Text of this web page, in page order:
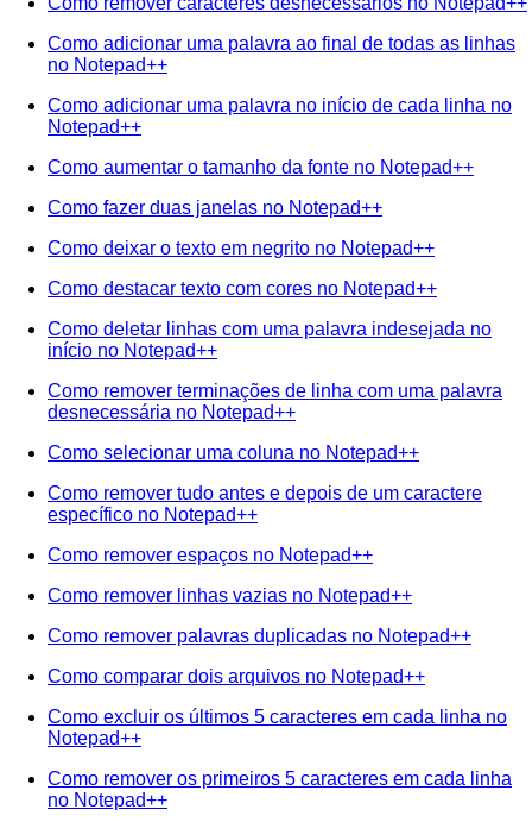
Como adicionar uma palavra ao final de todas as linhas
no Notepad++
Como adicionar uma palavra no início de cada linha no
Notepad++
Como aumentar o tamanho da fonte no Notepad++
Como fazer duas janelas no Notepad++
Como deixar o texto em negrito no Notepad++
Como destacar texto com cores no Notepad++
Como deletar linhas com uma palavra indesejada no
início no Notepad++
Como remover terminações de linha com uma palavra
desnecessária no Notepad++
Como selecionar uma coluna no Notepad++
Como remover tudo antes e depois de um caractere
específico no Notepad++
Como remover espaços no Notepad++
Como remover linhas vazias no Notepad++
Como remover palavras duplicadas no Notepad++
Como comparar dois arquivos no Notepad++
Como excluir os últimos 5 caracteres em cada linha no
Notepad++
Como remover os primeiros 5 caracteres em cada linha
no Notepad++